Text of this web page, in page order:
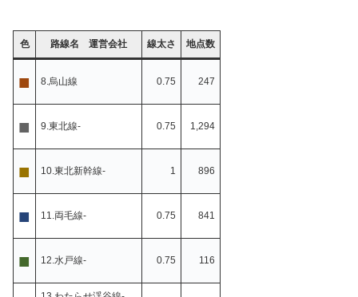
色 路線名 運営会社 線太さ 地点数
■ 8.烏山線 0.75 247
■ 9.東北線- 0.75 1,294
■ 10.東北新幹線- 1 896
■ 11.両毛線- 0.75 841
■ 12.水戸線- 0.75 116